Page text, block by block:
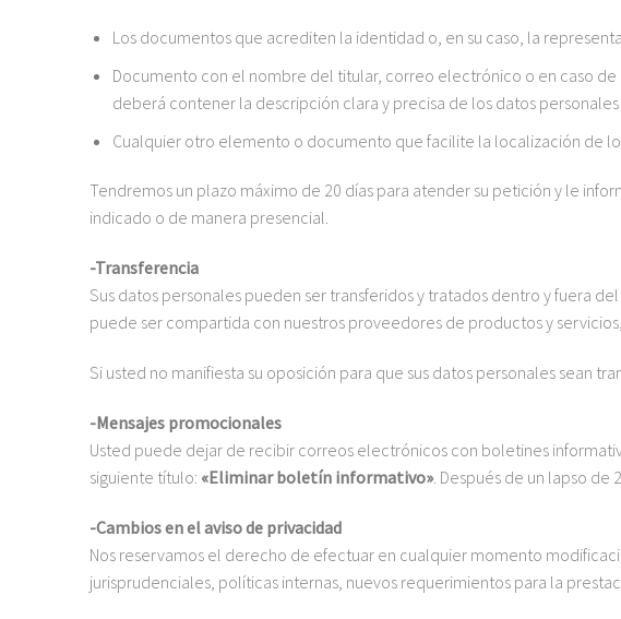
Los documentos que acrediten la identidad o, en su caso, la
Documento con el nombre del titular, correo electrónico o en caso
deberá contener la descripción clara y precisa de los datos
Cualquier otro elemento o documento que facilite la localización de
Tendremos un plazo máximo de 20 días para atender su petición y le
indicado o de manera presencial.
-Transferencia
Sus datos personales pueden ser transferidos y tratados dentro y fuera
puede ser compartida con nuestros proveedores de productos y
Si usted no manifiesta su oposición para que sus datos personales sean
-Mensajes promocionales
Usted puede dejar de recibir correos electrónicos con boletines
siguiente título: «Eliminar boletín informativo» . Después de un lapso
-Cambios en el aviso de privacidad
Nos reservamos el derecho de efectuar en cualquier momento
jurisprudenciales, políticas internas, nuevos requerimientos para la